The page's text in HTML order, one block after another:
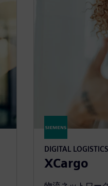
DIGITAL LOGISTICS
XCargo